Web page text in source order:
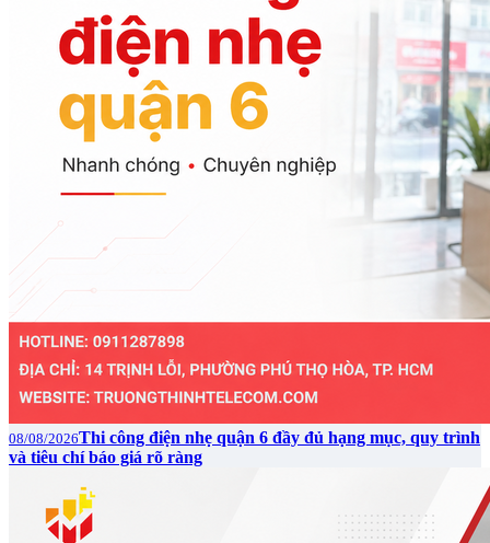
08/08/2026Thi công điện nhẹ quận 6 đầy đủ hạng mục, quy trình
và tiêu chí báo giá rõ ràng